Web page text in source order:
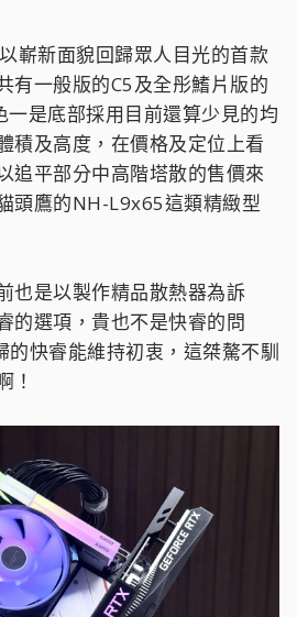
嶄新面貌回歸眾人目光的首款
有一般版的C5及全彤鰭片版的
一是底部採用目前還算少見的均
積及高度，在價格及定位上看
追平部分中高階塔散的售價來
頭鷹的NH-L9x65這類精緻型
也是以製作精品散熱器為訴
的選項，貴也不是快睿的問
的快睿能維持初衷，這桀驁不馴
！